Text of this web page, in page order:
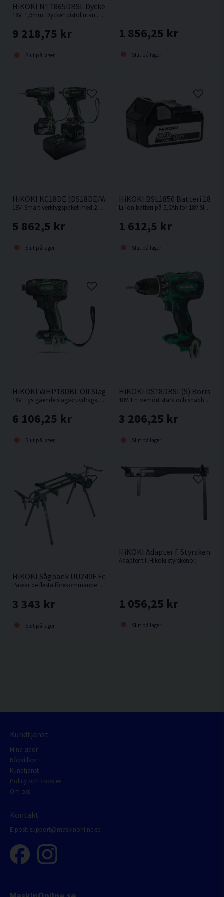
HiKOKI NT1865DBSL Dyckertpistol 18V (2x2,0Ah)
18V. 1,6mm. Dyckertpistol utan behov av kompressor, slang eller gas.
9 218,75 kr
Slut på lager
1 856,25 kr
Slut på lager
HiKOKI KC18DE (DS18DE/WR18DBDL2) Verktygspaket 18V
18V. Smart verktygspaket med 2 st kompakta och kraftfulla 18V batteriverktyg.
5 862,5 kr
Slut på lager
HiKOKI BSL1850 Batteri 18V
Li-Ion batteri på 5,0Ah för 18V Sladdlösa HiKOKI / Hitachi maskiner med Slide batterifäste.
1 612,5 kr
Slut på lager
HiKOKI WHP18DBL Oil Slagskruvdragare 18V
18V. Tystgående slagskruvdragare med oljedämpning, perfekt i bullerkänsliga miljöer.
6 106,25 kr
Slut på lager
HiKOKI DS18DBSL(S)
18V. En oerhört stark och snabb kompakt borrskruvdragare från Hikoki.
3 206,25 kr
Slut på lager
HiKOKI Sågbänk UU240F För Kap-/Gersåg
Passar de flesta förekommande kap-/gersågar.
3 343 kr
Slut på lager
HiKOKI Adapter f. Styrskena
Adapter till Hikoki styrskenor.
1 056,25 kr
Slut på lager
Kundtjänst
Mina sidor
Köpvillkor
Kundtjänst
Policy och cookies
Om oss
Kontakt
E-post: support@maskinonline.se